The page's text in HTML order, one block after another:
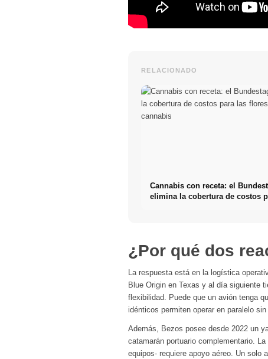
RELACIONADO
Cannabis con receta: el
elimina la cobertura de costos
¿Por qué dos
La respuesta está en la logística
Blue Origin en Texas y al día siguiente
flexibilidad. Puede que un avión tenga
idénticos permiten operar en paralelo
Además, Bezos posee desde 2022 un
catamarán portuario complementario.
equipos- requiere apoyo aéreo. Un solo